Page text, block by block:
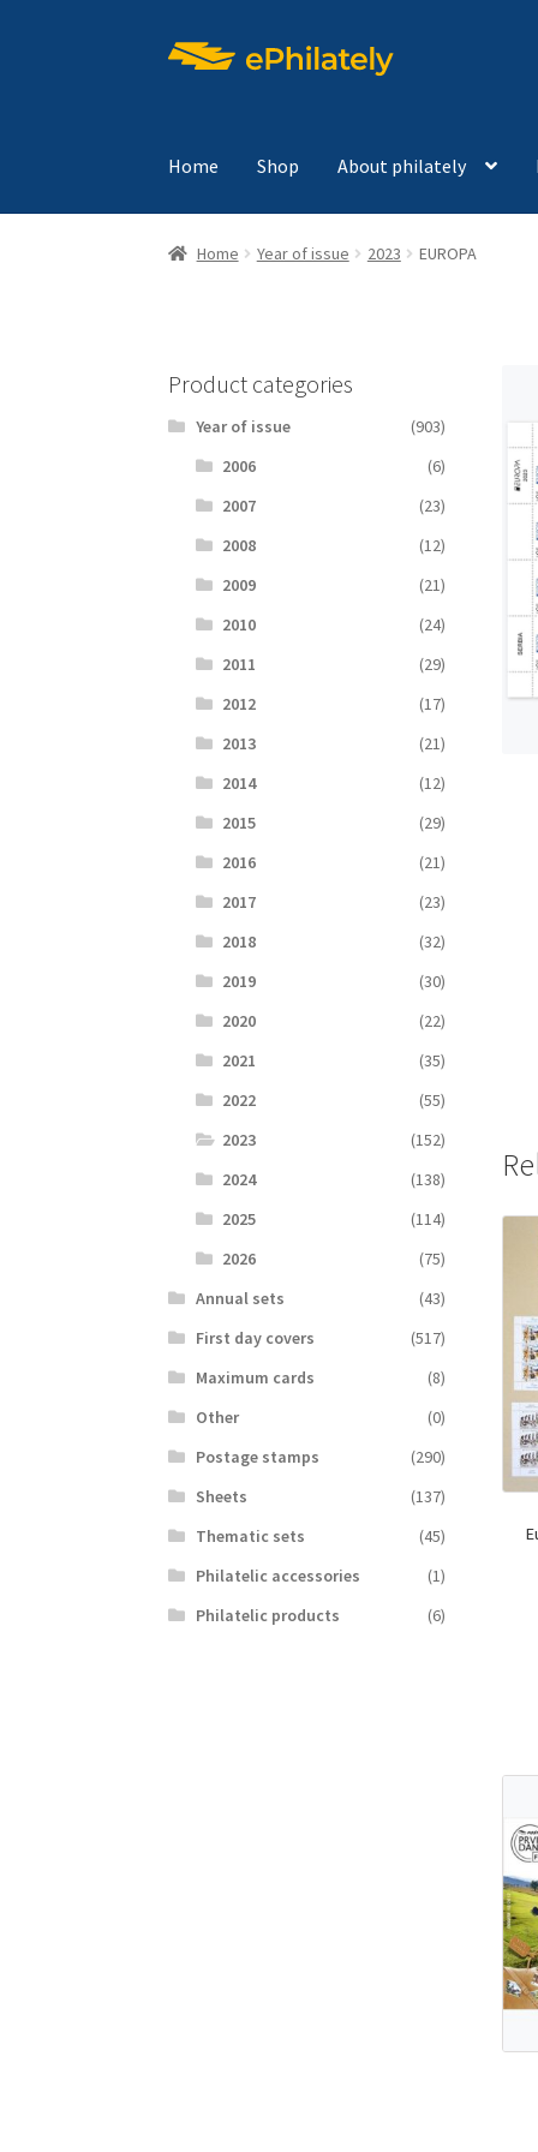
Skip
Skip
Home Shop About philately
Home Year of issue 2023 EUROPA
Product categories
Year of issue
(903)
2006
(6)
2007
(23)
2008
(12)
2009
(21)
2010
(24)
2011
(29)
2012
(17)
2013
(21)
2014
(12)
2015
(29)
2016
(21)
2017
(23)
2018
(32)
2019
(30)
2020
(22)
2021
(35)
2022
(55)
2023
(152)
2024
(138)
2025
(114)
2026
(75)
Аnnual sets
(43)
First day covers
(517)
Maximum cards
(8)
Other
(0)
Postage stamps
(290)
Sheets
(137)
Thematic sets
(45)
Philatelic accessories
(1)
Philatelic products
(6)